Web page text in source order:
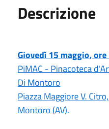
Descrizione
Giovedì 15 maggio,
PiMAC - Pinacoteca
Di Montoro
Piazza Maggiore V.
Montoro (AV).